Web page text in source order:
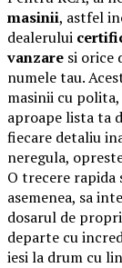
masinii, astfel
dealerului
vanzare si orice
numele tau.
masinii cu
aproape lista ta
fiecare detaliu
neregula,
O trecere rapida
asemenea, sa
dosarul de
departe cu
iesi la drum cu